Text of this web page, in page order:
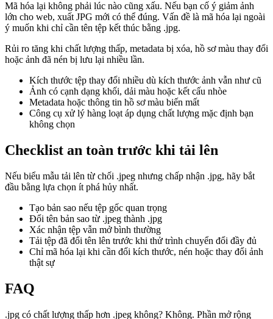
Mã hóa lại không phải lúc nào cũng xấu. Nếu bạn cố ý giảm ảnh
lớn cho web, xuất JPG mới có thể đúng. Vấn đề là mã hóa lại ngoài
ý muốn khi chỉ cần tên tệp kết thúc bằng .jpg.
Rủi ro tăng khi chất lượng thấp, metadata bị xóa, hồ sơ màu thay đổi
hoặc ảnh đã nén bị lưu lại nhiều lần.
Kích thước tệp thay đổi nhiều dù kích thước ảnh vẫn như cũ
Ảnh có cạnh dạng khối, dải màu hoặc kết cấu nhòe
Metadata hoặc thông tin hồ sơ màu biến mất
Công cụ xử lý hàng loạt áp dụng chất lượng mặc định bạn
không chọn
Checklist an toàn trước khi tải lên
Nếu biểu mẫu tải lên từ chối .jpeg nhưng chấp nhận .jpg, hãy bắt
đầu bằng lựa chọn ít phá hủy nhất.
Tạo bản sao nếu tệp gốc quan trọng
Đổi tên bản sao từ .jpeg thành .jpg
Xác nhận tệp vẫn mở bình thường
Tải tệp đã đổi tên lên trước khi thử trình chuyển đổi đầy đủ
Chỉ mã hóa lại khi cần đổi kích thước, nén hoặc thay đổi ảnh
thật sự
FAQ
.jpg có chất lượng thấp hơn .jpeg không? Không. Phần mở rộng